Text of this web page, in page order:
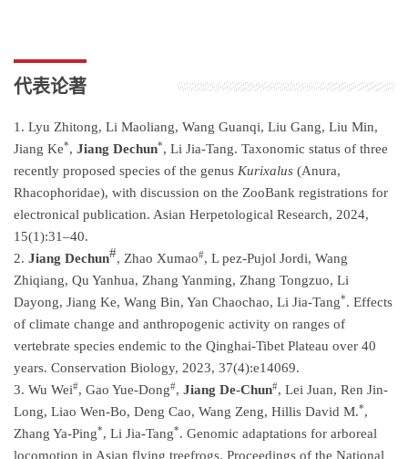
代表论著
1. Lyu Zhitong, Li Maoliang, Wang Guanqi, Liu Gang, Liu Min,
Jiang Ke*, Jiang Dechun*, Li Jia-Tang. Taxonomic status of three
recently proposed species of the genus Kurixalus (Anura,
Rhacophoridae), with discussion on the ZooBank registrations for
electronical publication. Asian Herpetological Research, 2024,
15(1):31–40.
2. Jiang Dechun#, Zhao Xumao#, L pez-Pujol Jordi, Wang
Zhiqiang, Qu Yanhua, Zhang Yanming, Zhang Tongzuo, Li
Dayong, Jiang Ke, Wang Bin, Yan Chaochao, Li Jia-Tang*. Effects
of climate change and anthropogenic activity on ranges of
vertebrate species endemic to the Qinghai-Tibet Plateau over 40
years. Conservation Biology, 2023, 37(4):e14069.
3. Wu Wei#, Gao Yue-Dong#, Jiang De-Chun#, Lei Juan, Ren Jin-
Long, Liao Wen-Bo, Deng Cao, Wang Zeng, Hillis David M.*,
Zhang Ya-Ping*, Li Jia-Tang*. Genomic adaptations for arboreal
locomotion in Asian flying treefrogs. Proceedings of the National